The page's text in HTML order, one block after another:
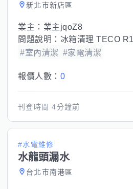
新北市新店區
業主： 業主jqoZ8
問題說明： 冰箱清理 TECO
#室內清潔 #家電清潔
報價人數： 0
刊登時間4分鐘前
#水電維修
水龍頭漏水
台北市南港區